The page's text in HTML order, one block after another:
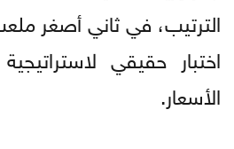
الترتيب، في ثاني أصغر
اختبار حقيقي
الأسعار.